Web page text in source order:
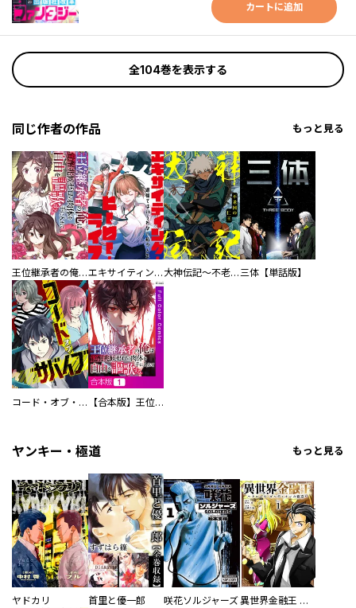
カートに追加
全104巻を表示する
同じ作者の作品 もっと見る
王位継承者の俺は覚醒兆候ゼロの肉体を手に入れて自由を謳歌する。 エキサイティング・ヒーロー・ライフ～退屈ではいられない私の人生 大神伝記～不老国の仁王～三体【単話版】
コード・オブ・サバイブ 【合本版】王位継承者の俺は覚醒兆候ゼロの肉体を手に入れて自由を謳歌する。
ヤンキー・極道 もっと見る
ヤドカリ 首里と優一郎 咲花ソルジャーズ 異世界金融王 ～クローネ・ゴルディオンの覇道～